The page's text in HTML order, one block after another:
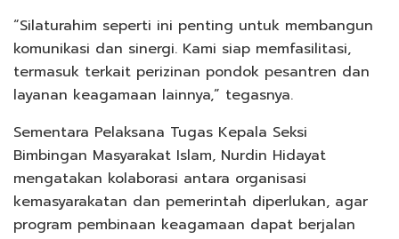
“Silaturahim seperti ini penting untuk membangun
komunikasi dan sinergi. Kami siap memfasilitasi,
termasuk terkait perizinan pondok pesantren dan
layanan keagamaan lainnya,” tegasnya.
Sementara Pelaksana Tugas Kepala Seksi
Bimbingan Masyarakat Islam, Nurdin Hidayat
mengatakan kolaborasi antara organisasi
kemasyarakatan dan pemerintah diperlukan, agar
program pembinaan keagamaan dapat berjalan